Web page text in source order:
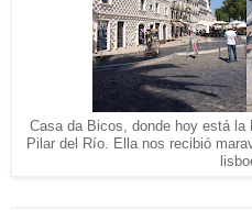
Casa da Bicos, donde hoy está la
Pilar del Río. Ella nos recibió